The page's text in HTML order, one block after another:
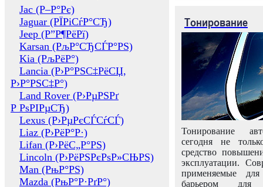
Jac (Р–Р°Рє)
Jaguar (РЇРіСѓР°СЂ)
Jeep (Р”Р¶РёРї)
Karsan (РљР°СЂСЃР°РЅ)
Kia (РљРёР°)
Lancia (Р›Р°РЅС‡РёСЏ,
Р›Р°РЅС‡Р°)
Land Rover (Р›РµРЅРґ
Р РѕРІРµСЂ)
Lexus (Р›РµРєСЃСѓСЃ)
Liaz (Р›РёР°Р·)
Lifan (Р›РёС„Р°РЅ)
Lincoln (Р›РёРЅРєРѕР»СЊРЅ)
Man (РњР°РЅ)
Mazda (РњР°Р·РґР°)
Тонирование
Тонирование
сегодня не
средство
эксплуатации.
применяемые
барьером для